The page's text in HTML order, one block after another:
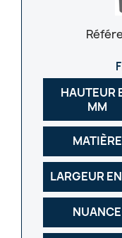
HAUTEUR
MM
MATIÈRE
LARGEUR
NUANCE